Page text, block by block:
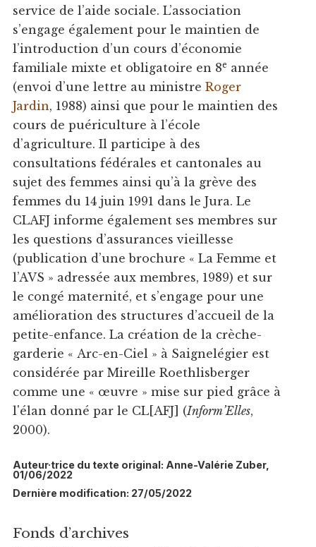
service de l’aide sociale. L’association
s’engage également pour le maintien de
l’introduction d’un cours d’économie
familiale mixte et obligatoire en 8e année
(envoi d’une lettre au ministre Roger
Jardin, 1988) ainsi que pour le maintien des
cours de puériculture à l’école
d’agriculture. Il participe à des
consultations fédérales et cantonales au
sujet des femmes ainsi qu’à la grève des
femmes du 14 juin 1991 dans le Jura. Le
CLAFJ informe également ses membres sur
les questions d’assurances vieillesse
(publication d’une brochure « La Femme et
l’AVS » adressée aux membres, 1989) et sur
le congé maternité, et s’engage pour une
amélioration des structures d’accueil de la
petite-enfance. La création de la crèche-
garderie « Arc-en-Ciel » à Saignelégier est
considérée par Mireille Roethlisberger
comme une « œuvre » mise sur pied grâce à
l'élan donné par le CL[AFJ] (Inform’Elles,
2000).
Auteur·trice du texte original: Anne-Valérie Zuber,
01/06/2022
Dernière modification: 27/05/2022
Fonds d’archives